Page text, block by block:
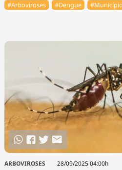
#Arboviroses #Dengue
ARBOVIROSES 28/09/2025 04:00h